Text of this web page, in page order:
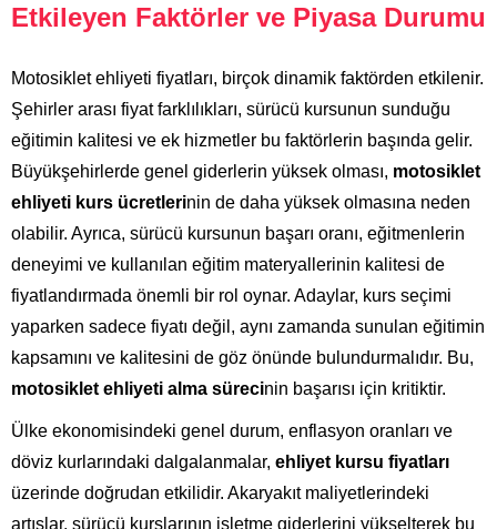
Etkileyen Faktörler ve Piyasa Durumu
Motosiklet ehliyeti fiyatları, birçok dinamik faktörden etkilenir.
Şehirler arası fiyat farklılıkları, sürücü kursunun sunduğu
eğitimin kalitesi ve ek hizmetler bu faktörlerin başında gelir.
Büyükşehirlerde genel giderlerin yüksek olması, motosiklet
ehliyeti kurs ücretlerinin de daha yüksek olmasına neden
olabilir. Ayrıca, sürücü kursunun başarı oranı, eğitmenlerin
deneyimi ve kullanılan eğitim materyallerinin kalitesi de
fiyatlandırmada önemli bir rol oynar. Adaylar, kurs seçimi
yaparken sadece fiyatı değil, aynı zamanda sunulan eğitimin
kapsamını ve kalitesini de göz önünde bulundurmalıdır. Bu,
motosiklet ehliyeti alma sürecinin başarısı için kritiktir.
Ülke ekonomisindeki genel durum, enflasyon oranları ve
döviz kurlarındaki dalgalanmalar, ehliyet kursu fiyatları
üzerinde doğrudan etkilidir. Akaryakıt maliyetlerindeki
artışlar, sürücü kurslarının işletme giderlerini yükselterek bu